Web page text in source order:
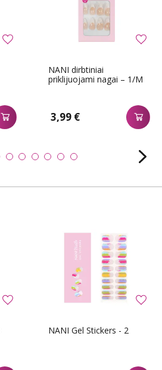
NANI dirbtiniai
priklijuojami nagai – 1/M
3,99 €
NANI Gel Stickers - 2